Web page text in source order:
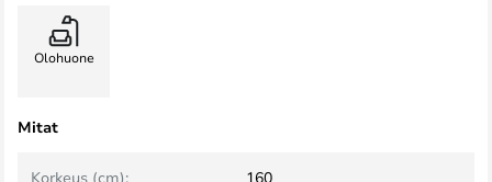
Olohuone
Mitat
Korkeus (cm): 160